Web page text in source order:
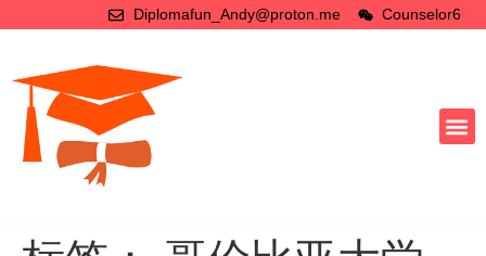
Diplomafun_Andy@proton.me Counselor6